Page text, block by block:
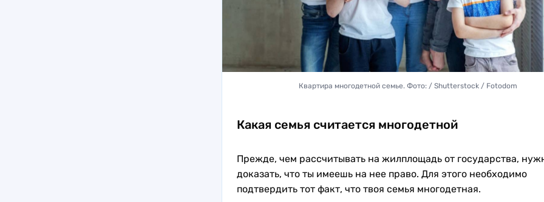
Квартира многодетной семье. Фото: / Shutterstock / Fotodom
Какая семья считается многодетной
Прежде, чем рассчитывать на жилплощадь от государства,
доказать, что ты имеешь на нее право. Для этого необходимо
подтвердить тот факт, что твоя семья многодетная.